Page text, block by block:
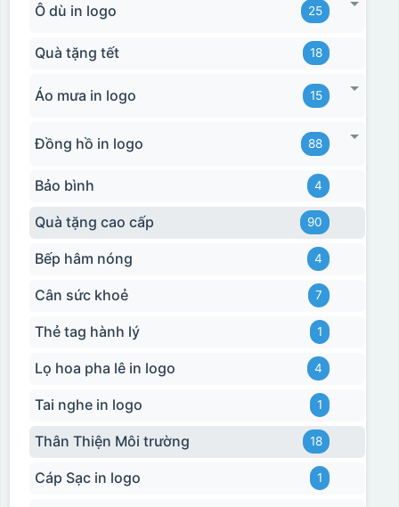
Ô dù in logo 25
Quà tặng tết 18
Áo mưa in logo 15
Đồng hồ in logo 88
Bảo bình 4
Quà tặng cao cấp 90
Bếp hâm nóng 4
Cân sức khoẻ 7
Thẻ tag hành lý 1
Lọ hoa pha lê in logo 4
Tai nghe in logo 1
Thân Thiện Môi trường 18
Cáp Sạc in logo 1